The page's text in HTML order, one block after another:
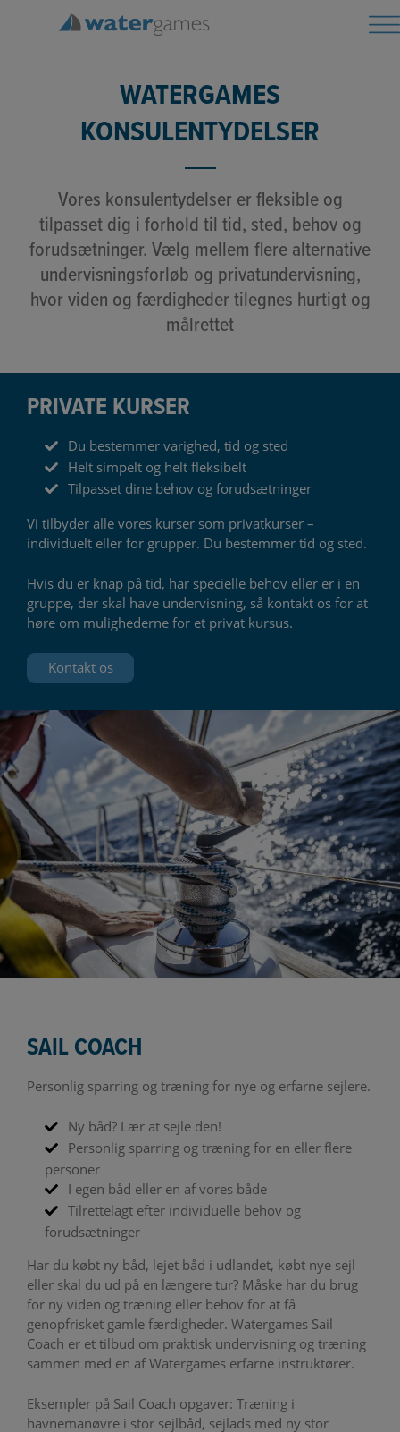
WATERGAMES
KONSULENTYDELSER
Vores konsulentydelser er fleksible og
tilpasset dig i forhold til tid, sted, behov og
forudsætninger. Vælg mellem flere alternative
undervisningsforløb og privatundervisning,
hvor viden og færdigheder tilegnes hurtigt og
målrettet
PRIVATE KURSER
Du bestemmer varighed, tid og sted
Helt simpelt og helt fleksibelt
Tilpasset dine behov og forudsætninger
Vi tilbyder alle vores kurser som privatkurser –
individuelt eller for grupper. Du bestemmer tid og sted.
Hvis du er knap på tid, har specielle behov eller er i en
gruppe, der skal have undervisning, så kontakt os for at
høre om mulighederne for et privat kursus.
Kontakt os
SAIL COACH
Personlig sparring og træning for nye og erfarne sejlere.
Ny båd? Lær at sejle den!
Personlig sparring og træning for en eller flere
personer
I egen båd eller en af vores både
Tilrettelagt efter individuelle behov og
forudsætninger
Har du købt ny båd, lejet båd i udlandet, købt nye sejl
eller skal du ud på en længere tur? Måske har du brug
for ny viden og træning eller behov for at få
genopfrisket gamle færdigheder. Watergames Sail
Coach er et tilbud om praktisk undervisning og træning
sammen med en af Watergames erfarne instruktører.
Eksempler på Sail Coach opgaver: Træning i
havnemanøvre i stor sejlbåd, sejlads med ny stor